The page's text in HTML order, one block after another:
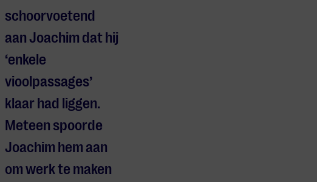
schoorvoetend
aan Joachim dat hij
‘enkele
vioolpassages’
klaar had liggen.
Meteen spoorde
Joachim hem aan
om werk te maken